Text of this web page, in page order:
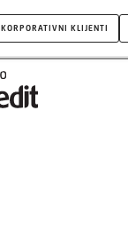
KORPORATIVNI KLIJENTI